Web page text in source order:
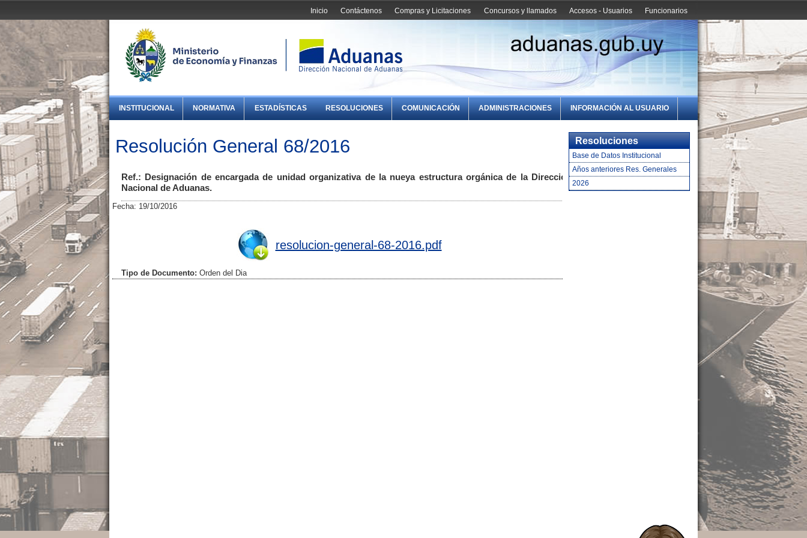
Funcionarios
Accesos - Usuarios
Concursos y llamados
Compras y Licitaciones
Contáctenos
Inicio
INSTITUCIONAL NORMATIVA ESTADÍSTICAS RESOLUCIONES COMUNICACIÓN ADMINISTRACIONES INFORMACIÓN AL USUARIO
Resolución General 68/2016
Ref.: Designación de encargada de unidad organizativa de la nueya estructura orgánica de la Dirección
Nacional de Aduanas.
Fecha: 19/10/2016
resolucion-general-68-2016.pdf
Tipo de Documento: Orden del Dia
Resoluciones
Base de Datos Institucional
Años anteriores Res. Generales
2026